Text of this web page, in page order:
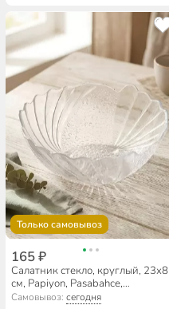
Только самовывоз
165 ₽
Салатник стекло, круглый, 23х8
см, Papiyon, Pasabahce,
10291SLBFD
Самовывоз:сегодня